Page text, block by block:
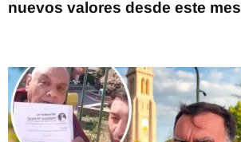
nuevos valores desde este mes